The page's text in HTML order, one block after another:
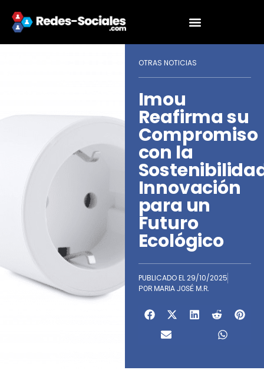
OTRAS NOTICIAS
Imou
Reafirma su
Compromiso
con la
Innovación
para un
Futuro
Ecológico
PUBLICADO EL29/10/2025
POR MARIA JOSÉ M.R.